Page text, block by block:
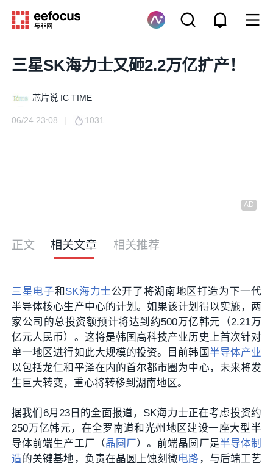
三星SK海力士又砸2.2万亿扩产！
芯片说 IC TIME
06/24 23:08 1031
正文 相关文章 相关推荐
三星电子和 SK海力士公开了将湖南地区打造为下一代
半导体核心生产中心的计划。如果该计划得以实施，两
家公司的总投资额预计将达到约500万亿韩元（2.21万
亿元人民币）。这将是韩国高科技产业历史上首次针对
单一地区进行如此大规模的投资。目前韩国 半导体产业
以包括龙仁和平泽在内的首尔都市圈为中心，未来将发
生巨大转变，重心将转移到湖南地区。
据我们6月23日的全面报道，SK海力士正在考虑投资约
250万亿韩元，在全罗南道和光州地区建设一座大型半
导体前端生产工厂（晶圆厂）。前端晶圆厂是半导体制
造的关键基地，负责在晶圆上蚀刻微电路 ，与后端工艺